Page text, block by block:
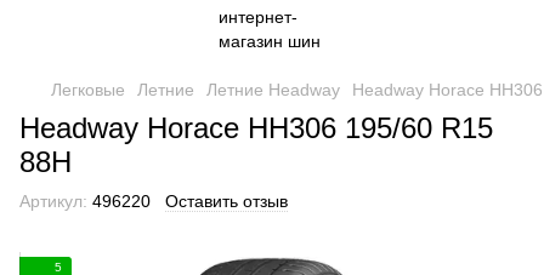
Легковые Летние Летние Headway Headway Horace
Headway Horace HH306 195/60 R15
88H
Артикул: 496220 Оставить отзыв
5